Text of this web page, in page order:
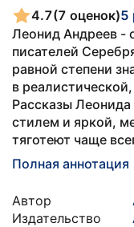
4.7(7 оценок)5
Леонид Андреев -
писателей
равной степени
в
Рассказы
стилем и яркой,
тяготеют чаще
Полная аннотация
Автор
Издательство